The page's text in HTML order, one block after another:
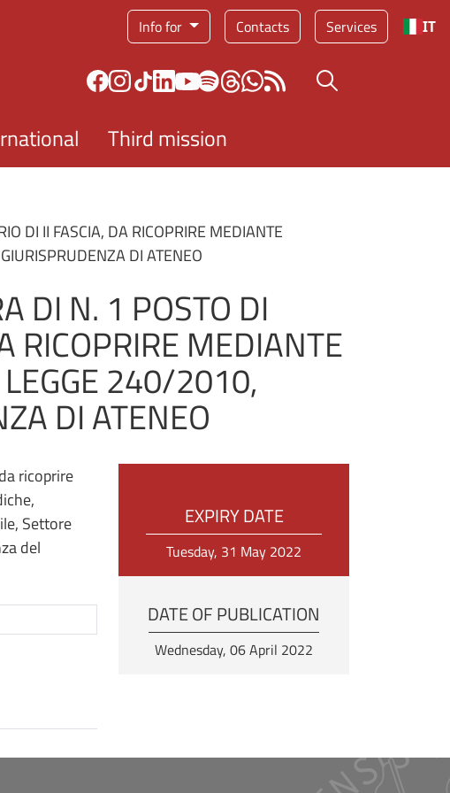
Info for Service menu
Contacts Services IT
Search button
Third mission
DI II FASCIA, DA RICOPRIRE MEDIANTE
DI ATENEO
DI N. 1 POSTO DI
RICOPRIRE MEDIANTE
LEGGE 240/2010,
DI ATENEO
ricoprire
Settore
del
EXPIRY DATE
Tuesday, 31 May 2022
DATE OF PUBLICATION
Wednesday, 06 April 2022